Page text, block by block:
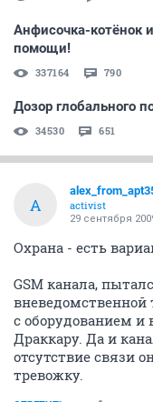
Анфисочка-котёнок
помощи!
337164 790
Дозор глобального
34530 651
A
activist
29 сентября
Охрана - есть
GSM канала,
вневедомственной
с оборудованием и
Драккару. Да и
отсутствие связи
тревожку.